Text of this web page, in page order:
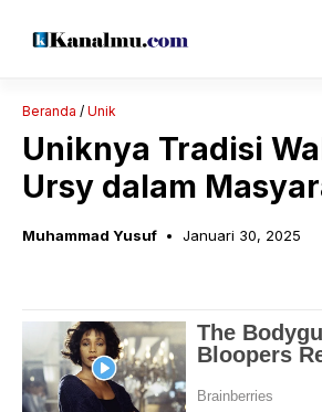
Beranda / Unik
Uniknya Tradisi
Ursy dalam
Muhammad Yusuf Januari 30, 2025